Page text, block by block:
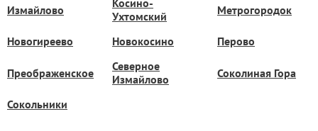
Измайлово
Косино-
Ухтомский
Метрогородок
Новогиреево Новокосино Перово
Преображенское
Северное
Измайлово
Соколиная Гора
Сокольники